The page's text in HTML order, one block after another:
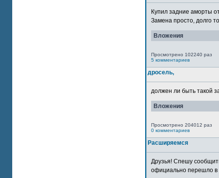
Купил задние аморты
Замена просто, долго
Вложения
Просмотрено 102240 раз
5 комментариев
дросель,
должен ли быть такой
Вложения
Просмотрено 204012 раз
0 комментариев
Расширяемся
Друзья! Спешу
официально перешло в